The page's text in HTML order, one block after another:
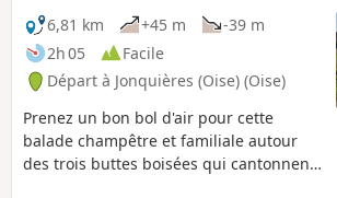
6,81 km
+45 m
-39 m
2h 05
Facile
Départ à Jonquières (Oise) (Oise)
Prenez un bon bol d'air pour cette
balade champêtre et familiale autour
des trois buttes boisées qui cantonnent